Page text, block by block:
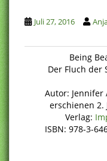
Juli 27, 2016
Being
Der Fluch der
Autor: Jennifer
erschienen 2.
Verlag:
ISBN: 978-3-